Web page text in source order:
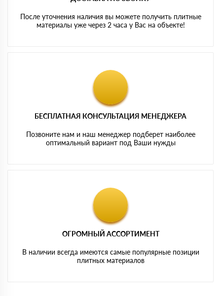
После уточнения наличия вы можете получить плитные
материалы уже через 2 часа у Вас на объекте!
БЕСПЛАТНАЯ КОНСУЛЬТАЦИЯ МЕНЕДЖЕРА
Позвоните нам и наш менеджер подберет наиболее
оптимальный вариант под Ваши нужды
ОГРОМНЫЙ АССОРТИМЕНТ
В наличии всегда имеются самые популярные позиции
плитных материалов